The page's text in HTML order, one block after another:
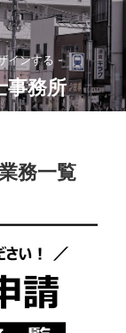
インする -
事務所
務一覧